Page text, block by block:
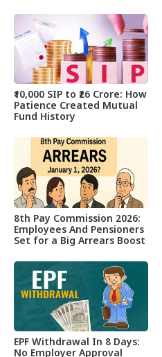
₹10,000 SIP to ₹26 Crore: How
Patience Created Mutual
Fund History
8th Pay Commission 2026:
Employees And Pensioners
Set for a Big Arrears Boost
EPF Withdrawal In 8 Days:
No Employer Approval